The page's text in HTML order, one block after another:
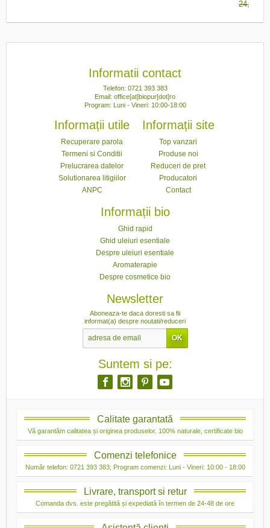
24,38 lei
Informatii contact
Telefon: 0721 393 383
Email: office[at]biopur[dot]ro
Program: Luni - Vineri: 10:00-18:00
Informații utile
Recuperare parola
Termeni si Conditii
Prelucrarea datelor
Solutionarea litigiilor
ANPC
Informații site
Top vanzari
Produse noi
Reduceri de pret
Producatori
Contact
Informații bio
Ghid rapid
Ghid uleiuri esentiale
Despre uleiuri esentiale
Aromaterapie
Despre cosmetice bio
Newsletter
Aboneaza-te daca doresti sa fii
informat(a) despre noutati/reduceri
Suntem si pe:
Calitate garantată
Vă garantăm calitatea și originea produselor. 100% naturale, certificate bio
Comenzi telefonice
Număr telefon: 0721 393 383; Program comenzi: Luni - Vineri: 10:00 - 18:00
Livrare, transport si retur
Comanda dvs. este pregătită și expediată în termen de 24-48 de ore